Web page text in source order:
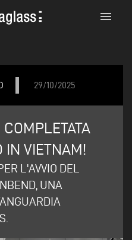
menu
29/10/2025
IN VIETNAM!
L'AVVIO DEL
UNA